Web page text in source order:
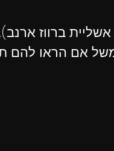
ברווז
אם הראו להם